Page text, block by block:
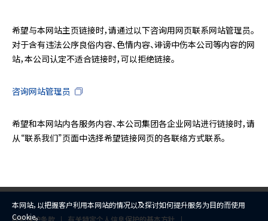
希望与本网站主页链接时，请通过以下咨询用网页联系网站管理员。
对于含有违法公序良俗内容、色情内容、诽谤中伤本公司等内容的网
站，本公司认定不适合链接时，可以拒绝链接。
咨询网站管理员
希望和本网站内各服务内容、本公司集团各企业网站进行链接时，请
从“联系我们”页面中选择希望链接网页的各联络方式联系。
隐私保护条款 有关特定个人信息保护的基本方针
本网站，以把握客户利用本网站的情况以及探讨如何提升服务为目的而使用
Cookie。